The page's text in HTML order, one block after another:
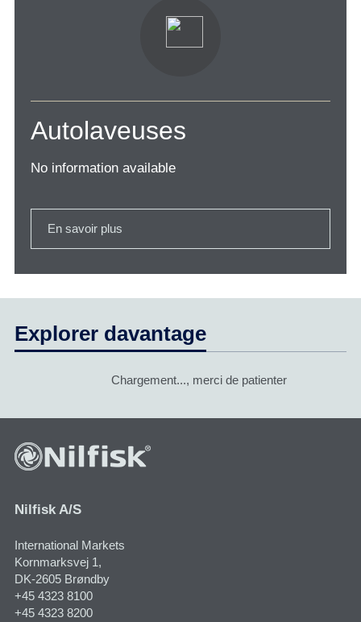
Autolaveuses
No information available
En savoir plus
Explorer davantage
Chargement..., merci de patienter
Nilfisk A/S
International Markets
Kornmarksvej 1​,
DK-2605 Brøndby
+45 4323 8100
+45 4323 8200